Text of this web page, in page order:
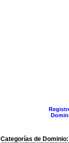
Categorías de Dominio: